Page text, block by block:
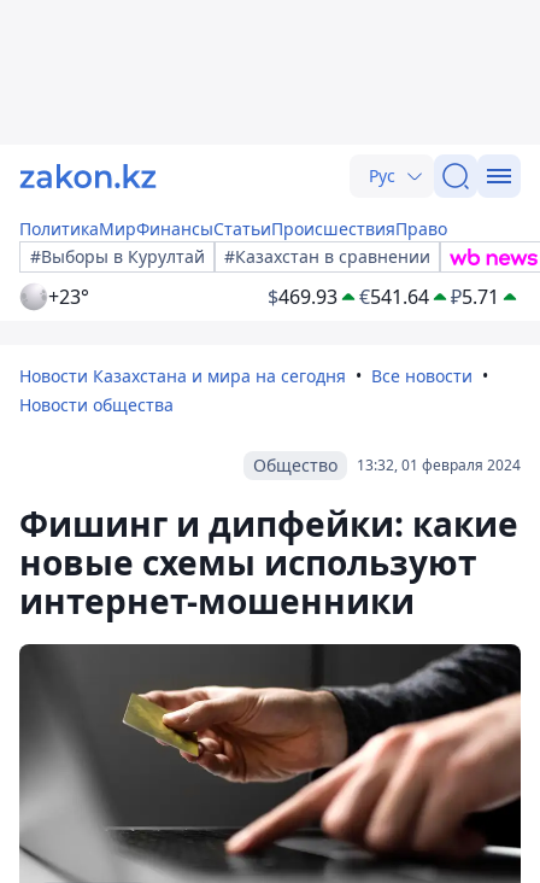
Рус
ПолитикаМирФинансыСтатьиПроисшествияПраво
#Выборы в Курултай
#Казахстан в сравнении
+23° $469.93 €541.64 ₽5.71
Новости Казахстана и мира на сегодня
Все новости
Новости общества
13:32, 01 февраля 2024
Общество
Фишинг и дипфейки: какие
новые схемы используют
интернет-мошенники